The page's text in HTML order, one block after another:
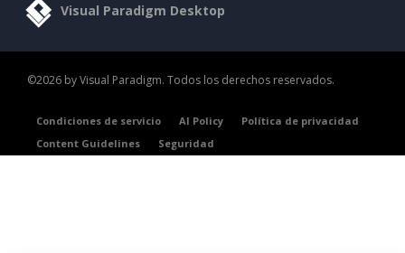
Visual Paradigm Desktop
©2026 by Visual Paradigm. Todos los derechos reservados.
Condiciones de servicio AI Policy
Política de privacidad
Content Guidelines
Seguridad